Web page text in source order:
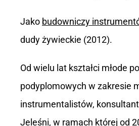
Jako budowniczy
dudy żywieckie (2012).
Od wielu lat kształci młode
podyplomowych w zakresie
instrumentalistów,
Jeleśni, w ramach której od